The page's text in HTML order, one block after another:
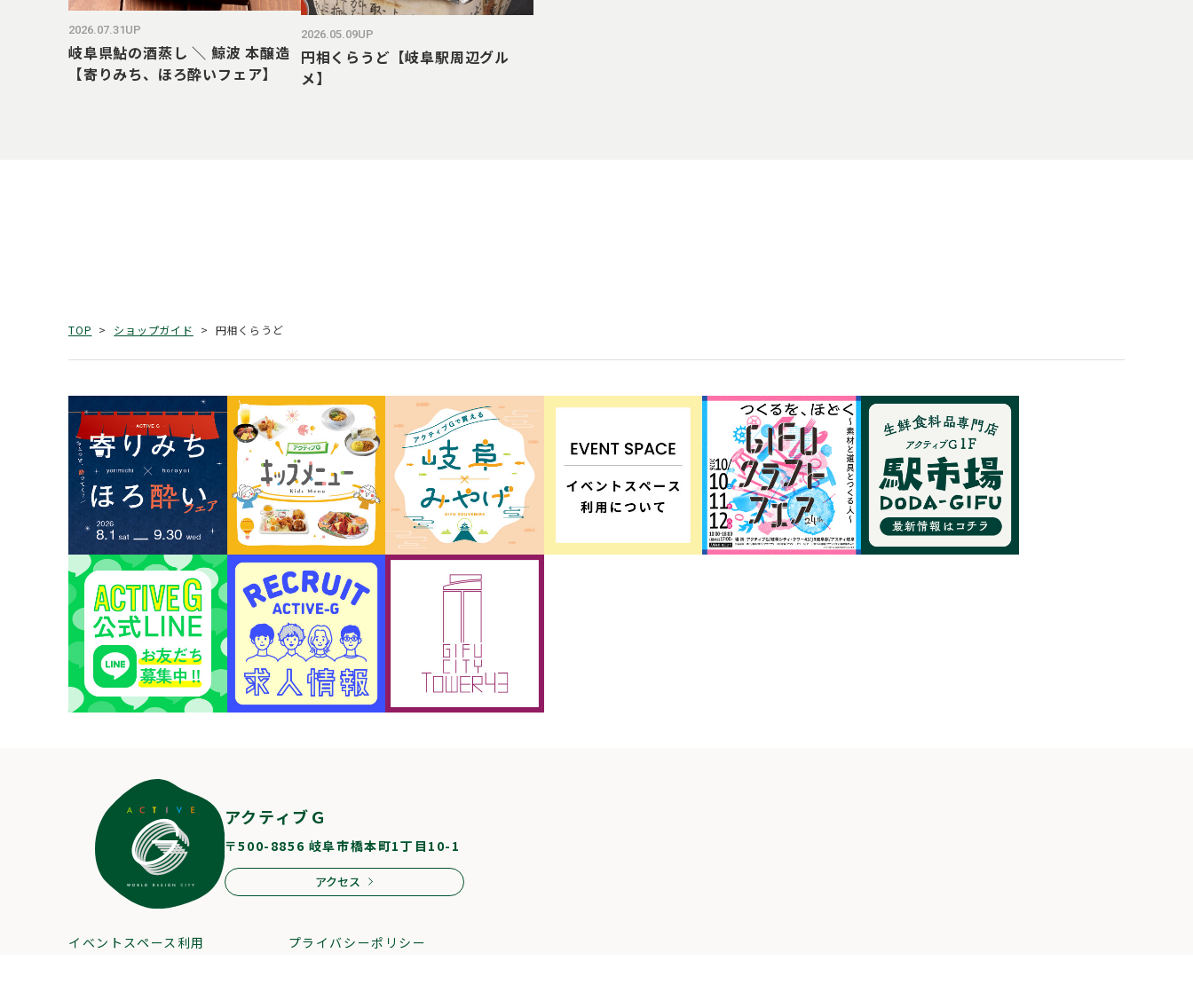
2026.07.31UP
岐阜県鮎の酒蒸し ＼ 鯨波 本醸造
【寄りみち、ほろ酔いフェア】
2026.05.09UP
円相くらうど【岐阜駅周辺グル
メ】
TOP ショップガイド 円相くらうど
アクティブＧ
〒500-8856 岐阜市橋本町1丁目10-1
アクセス
イベントスペース利用
プライバシーポリシー